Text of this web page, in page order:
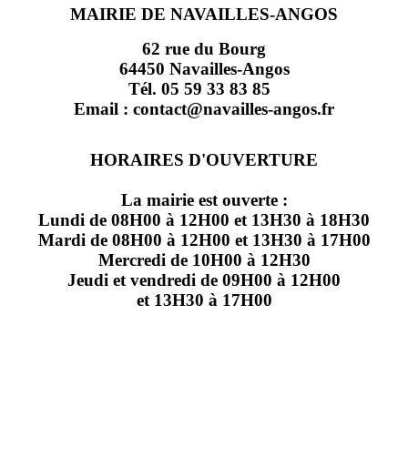
MAIRIE DE NAVAILLES-ANGOS
62 rue du Bourg
64450 Navailles-Angos
Tél. 05 59 33 83 85
Email : contact@navailles-angos.fr
HORAIRES D'OUVERTURE
La mairie est ouverte :
Lundi de 08H00 à 12H00 et 13H30 à 18H30
Mardi de 08H00 à 12H00 et 13H30 à 17H00
Mercredi de 10H00 à 12H30
Jeudi et vendredi de 09H00 à 12H00
et 13H30 à 17H00